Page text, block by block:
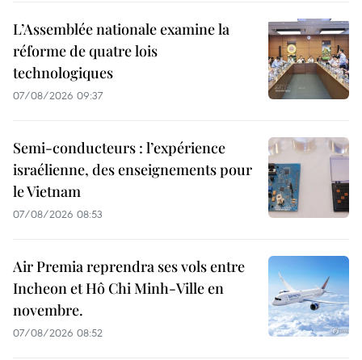
L’Assemblée nationale examine la
réforme de quatre lois
technologiques
07/08/2026 09:37
Semi-conducteurs : l’expérience
israélienne, des enseignements pour
le Vietnam
07/08/2026 08:53
Air Premia reprendra ses vols entre
Incheon et Hô Chi Minh-Ville en
novembre.
07/08/2026 08:52